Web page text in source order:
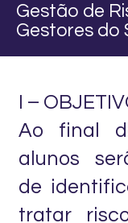
Gestão de
Gestores do
I –
Ao final
alunos
de
tratar